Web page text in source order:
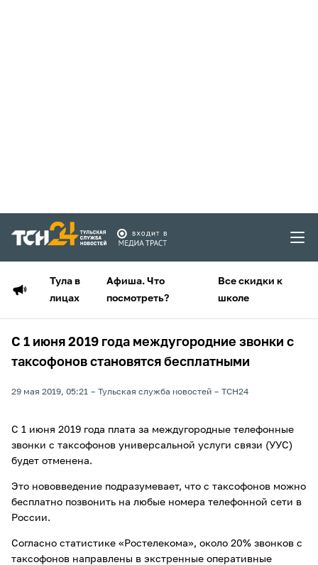
Тула в
лицах
Афиша. Что
посмотреть?
Все скидки к
школе
С 1 июня 2019 года междугородние звонки с
таксофонов становятся бесплатными
29 мая 2019, 05:21 Тульская служба новостей ТСН24
С 1 июня 2019 года плата за междугородные телефонные
звонки с таксофонов универсальной услуги связи (УУС)
будет отменена.
Это нововведение подразумевает, что с таксофонов можно
бесплатно позвонить на любые номера телефонной сети в
России.
Согласно статистике «Ростелекома», около 20% звонков с
таксофонов направлены в экстренные оперативные